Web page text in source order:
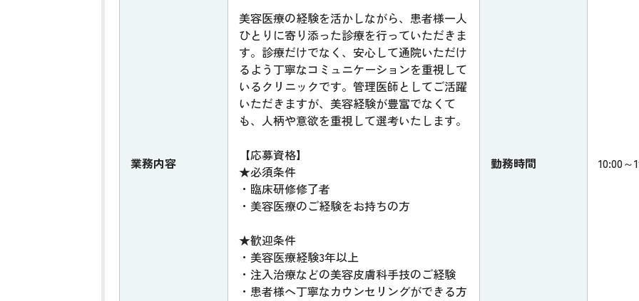
業務内容
美容医療の経験を活かしながら、患者様一人
ひとりに寄り添った診療を行っていただきま
す。診療だけでなく、安心して通院いただけ
るよう丁寧なコミュニケーションを重視して
いるクリニックです。管理医師としてご活躍
いただきますが、美容経験が豊富でなくて
も、人柄や意欲を重視して選考いたします。
【応募資格】
★必須条件
・臨床研修修了者
・美容医療のご経験をお持ちの方
★歓迎条件
・美容医療経験3年以上
・注入治療などの美容皮膚科手技のご経験
・患者様へ丁寧なカウンセリングができる方
勤務時間 10:00～